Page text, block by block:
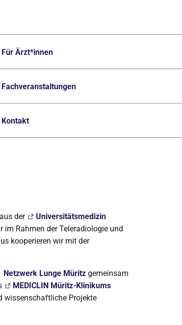
Für Ärzt*innen
Fachveranstaltungen
Kontakt
der
Universitätsmedizin
Rahmen der Teleradiologie und
kooperieren wir mit der
Netzwerk Lunge Müritz gemeinsam
MEDICLIN Müritz-Klinikums
wissenschaftliche Projekte